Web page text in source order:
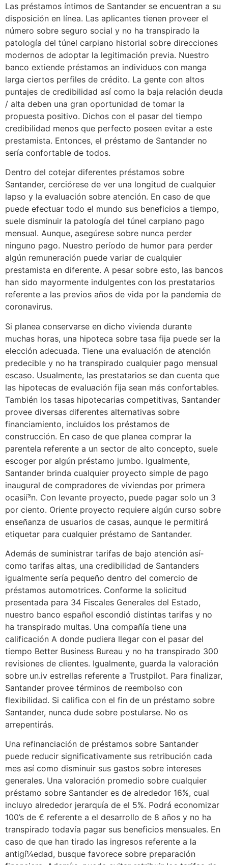
Las préstamos íntimos de Santander se encuentran a su
disposición en línea. Las aplicantes tienen proveer el
número sobre seguro social y no ha transpirado la
patologí­a del túnel carpiano historial sobre direcciones
modernos de adoptar la legitimación previa. Nuestro
banco extiende préstamos an individuos con manga
larga ciertos perfiles de crédito. La gente con altos
puntajes de credibilidad así­ como la baja relación deuda
/ alta deben una gran oportunidad de tomar la
propuesta positivo. Dichos con el pasar del tiempo
credibilidad menos que perfecto poseen evitar a este
prestamista. Entonces, el préstamo de Santander no
serí­a confortable de todos.
Dentro del cotejar diferentes préstamos sobre
Santander, cerciórese de ver una longitud de cualquier
lapso y la evaluación sobre atención. En caso de que
puede efectuar todo el mundo sus beneficios a tiempo,
suele disminuir la patologí­a del túnel carpiano pago
mensual. Aunque, asegúrese sobre nunca perder
ninguno pago. Nuestro período de humor para perder
algún remuneración puede variar de cualquier
prestamista en diferente. A pesar sobre esto, las bancos
han sido mayormente indulgentes con los prestatarios
referente a las previos años de vida por la pandemia de
coronavirus.
Si planea conservarse en dicho vivienda durante
muchas horas, una hipoteca sobre tasa fija puede ser la
elección adecuada. Tiene una evaluación de atención
predecible y no ha transpirado cualquier pago mensual
escaso. Usualmente, las prestatarios se dan cuenta que
las hipotecas de evaluación fija sean más confortables.
También los tasas hipotecarias competitivas, Santander
provee diversas diferentes alternativas sobre
financiamiento, incluidos los préstamos de
construcción. En caso de que planea comprar la
parentela referente a un sector de alto concepto, suele
escoger por algún préstamo jumbo. Igualmente,
Santander brinda cualquier proyecto simple de pago
inaugural de compradores de viviendas por primera
ocasií³n. Con levante proyecto, puede pagar solo un 3
por ciento. Oriente proyecto requiere algún curso sobre
enseñanza de usuarios de casas, aunque le permitirá
etiquetar para cualquier préstamo de Santander.
Además de suministrar tarifas de bajo atención así­
como tarifas altas, una credibilidad de Santanders
igualmente serí­a pequeño dentro del comercio de
préstamos automotrices. Conforme la solicitud
presentada para 34 Fiscales Generales del Estado,
nuestro banco español escondió distintas tarifas y no
ha transpirado multas. Una compañía tiene una
calificación A donde pudiera llegar con el pasar del
tiempo Better Business Bureau y no ha transpirado 300
revisiones de clientes. Igualmente, guarda la valoración
sobre un.iv estrellas referente a Trustpilot. Para finalizar,
Santander provee términos de reembolso con
flexibilidad. Si califica con el fin de un préstamo sobre
Santander, nunca dude sobre postularse. No os
arrepentirás.
Una refinanciación de préstamos sobre Santander
puede reducir significativamente sus retribución cada
mes así­ como disminuir sus gastos sobre intereses
generales. Una valoración promedio sobre cualquier
préstamo sobre Santander es de alrededor 16%, cual
incluyo alrededor jerarquía de el 5%. Podrá economizar
100’s de € referente a el desarrollo de 8 años y no ha
transpirado todavía pagar sus beneficios mensuales. En
caso de que han tirado las ingresos referente a la
antigí¼edad, busque favorece sobre preparación